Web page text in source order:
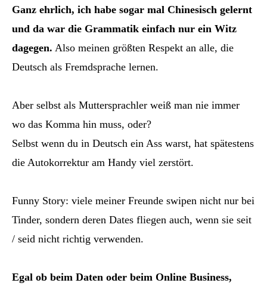
Ganz ehrlich, ich habe sogar mal Chinesisch gelernt
und da war die Grammatik einfach nur ein Witz
dagegen. Also meinen größten Respekt an alle, die
Deutsch als Fremdsprache lernen.
Aber selbst als Muttersprachler weiß man nie immer
wo das Komma hin muss, oder?
Selbst wenn du in Deutsch ein Ass warst, hat spätestens
die Autokorrektur am Handy viel zerstört.
Funny Story: viele meiner Freunde swipen nicht nur bei
Tinder, sondern deren Dates fliegen auch, wenn sie seit
/ seid nicht richtig verwenden.
Egal ob beim Daten oder beim Online Business,